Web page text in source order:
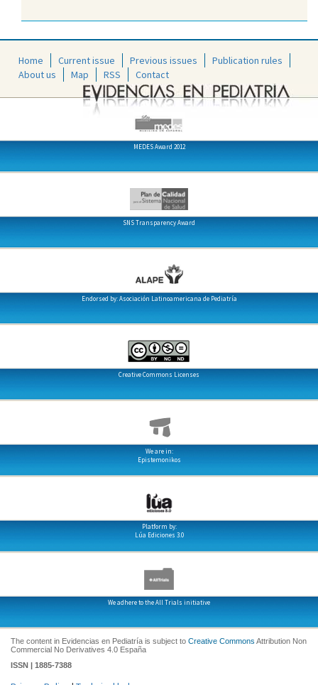
Home Current issue Previous issues
Publication rules
About us
Map RSS Contact
MEDES Award 2012
SNS Transparency Award
Endorsed by: Asociación Latinoamericana de Pediatría
Creative Commons Licenses
We are in:
Epistemonikos
Platform by:
Lúa Ediciones 3.0
We adhere to the All Trials initiative
The content in Evidencias en Pediatría is subject to Creative Commons Attribution Non
Commercial No Derivatives 4.0 España
ISSN | 1885-7388